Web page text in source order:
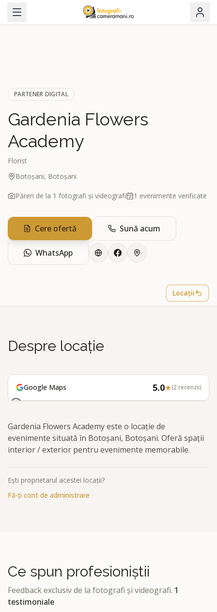
PARTENER DIGITAL
Gardenia Flowers
Academy
Florist
Botoșani, Botoșani
Păreri de la 1 fotografi și videografi 1 evenimente verificate
Cere ofertă Sună acum
WhatsApp
Locații
Despre locație
Google Maps 5.0★(2 recenzii)
Gardenia Flowers Academy este o locație de
evenimente situată în Botoșani, Botoșani. Oferă spații
interior / exterior pentru evenimente memorabile.
Ești proprietarul acestei locații?
Fă-ți cont de administrare
Ce spun profesioniștii
Feedback exclusiv de la fotografi și videografi. 1
testimoniale